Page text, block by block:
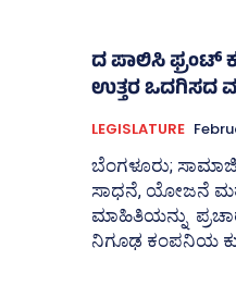
ದ ಪಾಲಿಸಿ ಫ್ರಂಟ್‌
ಉತ್ತರ ಒದಗಿಸದ
LEGISLATURE
ಬೆಂಗಳೂರು;
ಸಾಧನೆ, ಯೋಜನೆ
ಮಾಹಿತಿಯನ್ನು
ನಿಗೂಢ ಕಂಪನಿಯ